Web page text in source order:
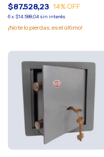
$87.528,23 14% OFF
6x $14.588,04 sin interés
¡No te lo pierdas, es el último!